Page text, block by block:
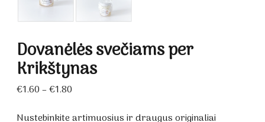
Dovanėlės svečiams per
Krikštynas
€1.60–€1.80
€1.60
Nustebinkite artimuosius ir draugus originaliai